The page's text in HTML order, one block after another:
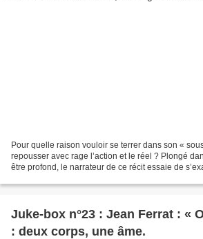
Pour quelle raison vouloir se terrer dans son «
repousser avec rage l’action et le réel ? Plongé
être profond, le narrateur de ce récit essaie de
Juke-box n°23 : Jean Ferrat : «
: deux corps, une âme.